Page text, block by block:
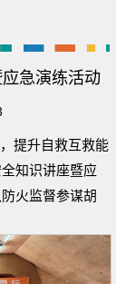
急演练活动
提升自救互救能
知识讲座暨应
火监督参谋胡